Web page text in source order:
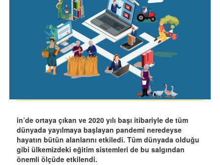
in’de ortaya çıkan ve 2020 yılı başı itibariyle de tüm
dünyada yayılmaya başlayan pandemi neredeyse
hayatın bütün alanlarını etkiledi. Tüm dünyada olduğu
gibi ülkemizdeki eğitim sistemleri de bu salgından
önemli ölçüde etkilendi.